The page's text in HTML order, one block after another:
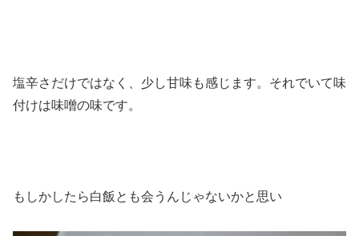
塩辛さだけではなく、少し甘味も感じます。それでいて味
付けは味噌の味です。
もしかしたら白飯とも会うんじゃないかと思い